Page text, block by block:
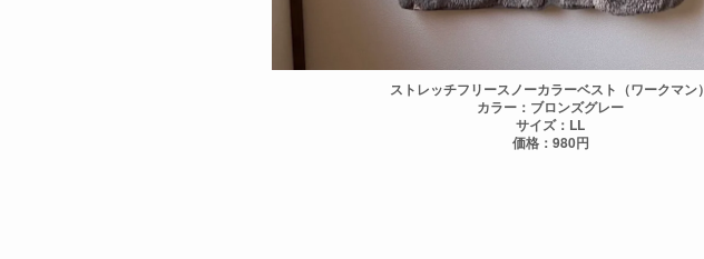
ストレッチフリースノーカラーベスト（ワークマン）
カラー：ブロンズグレー
サイズ：LL
価格：980円